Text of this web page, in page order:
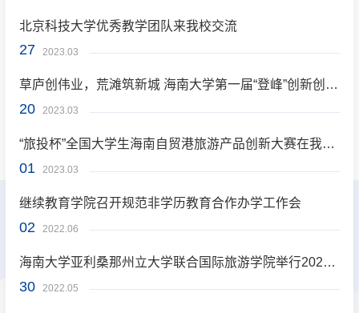
27 2023.03
北京科技大学优秀教学团队来我校交流
20 2023.03
草庐创伟业，荒滩筑新城 海南大学第一届“登峰”创新创业训练营项目路演圆满收官
01 2023.03
“旅投杯”全国大学生海南自贸港旅游产品创新大赛在我校顺利启动
02 2022.06
继续教育学院召开规范非学历教育合作办学工作会
30 2022.05
海南大学亚利桑那州立大学联合国际旅游学院举行2022届本科毕业生论文海报展